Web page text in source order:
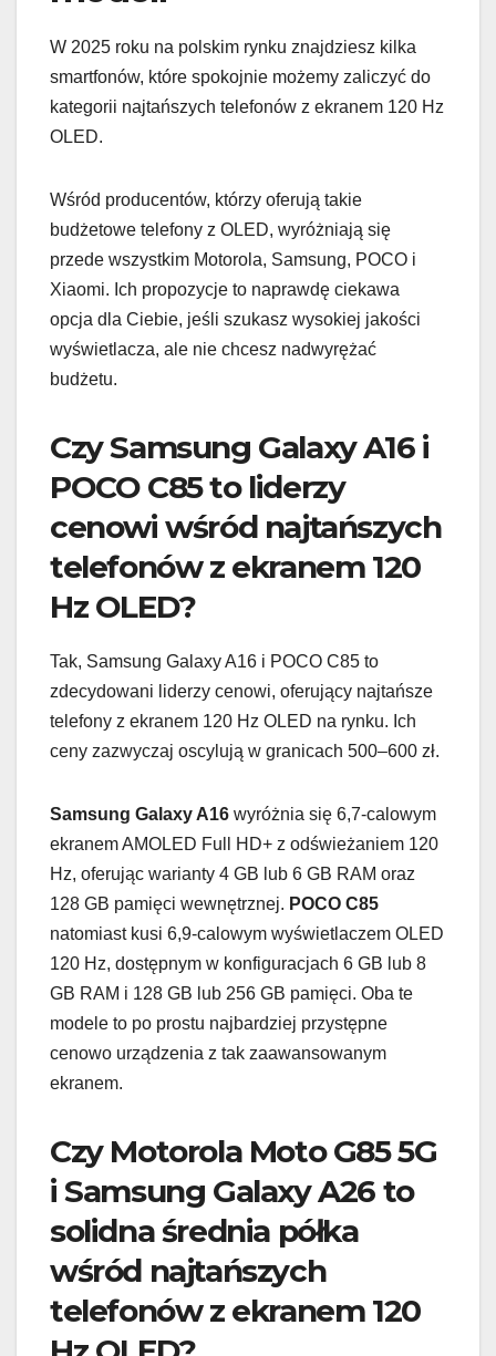
W 2025 roku na polskim rynku znajdziesz kilka
smartfonów, które spokojnie możemy zaliczyć do
kategorii najtańszych telefonów z ekranem 120 Hz
OLED.
Wśród producentów, którzy oferują takie
budżetowe telefony z OLED, wyróżniają się
przede wszystkim Motorola, Samsung, POCO i
Xiaomi. Ich propozycje to naprawdę ciekawa
opcja dla Ciebie, jeśli szukasz wysokiej jakości
wyświetlacza, ale nie chcesz nadwyrężać
budżetu.
Czy Samsung Galaxy A16 i
POCO C85 to liderzy
cenowi wśród najtańszych
telefonów z ekranem 120
Hz OLED?
Tak, Samsung Galaxy A16 i POCO C85 to
zdecydowani liderzy cenowi, oferujący najtańsze
telefony z ekranem 120 Hz OLED na rynku. Ich
ceny zazwyczaj oscylują w granicach 500–600 zł.
Samsung Galaxy A16 wyróżnia się 6,7-calowym
ekranem AMOLED Full HD+ z odświeżaniem 120
Hz, oferując warianty 4 GB lub 6 GB RAM oraz
128 GB pamięci wewnętrznej. POCO C85
natomiast kusi 6,9-calowym wyświetlaczem OLED
120 Hz, dostępnym w konfiguracjach 6 GB lub 8
GB RAM i 128 GB lub 256 GB pamięci. Oba te
modele to po prostu najbardziej przystępne
cenowo urządzenia z tak zaawansowanym
ekranem.
Czy Motorola Moto G85 5G
i Samsung Galaxy A26 to
solidna średnia półka
wśród najtańszych
telefonów z ekranem 120